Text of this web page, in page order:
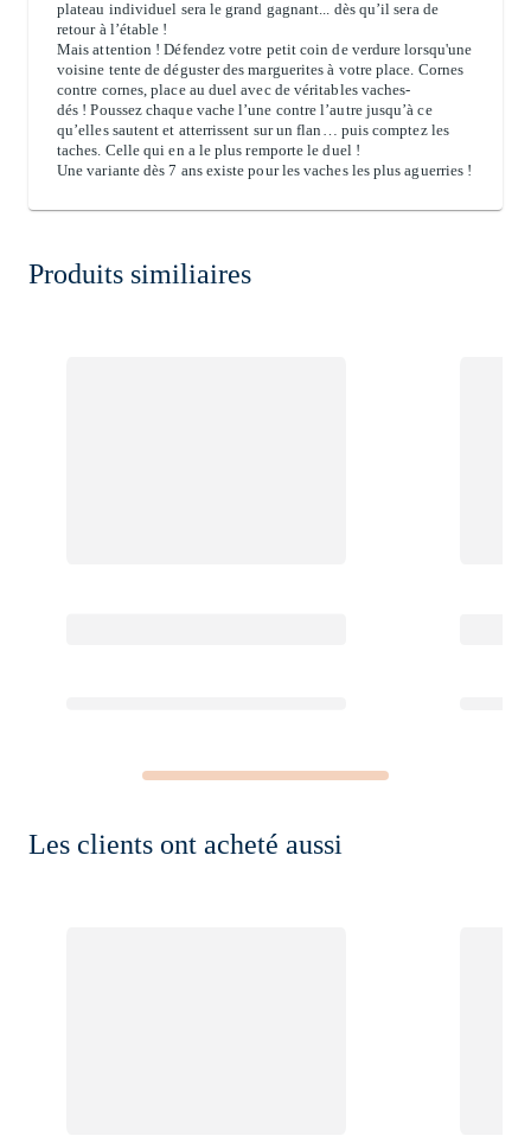
plateau individuel sera le grand gagnant... dès qu’il sera de
retour à l’étable !
Mais attention ! Défendez votre petit coin de verdure lorsqu'une
voisine tente de déguster des marguerites à votre place. Cornes
contre cornes, place au duel avec de véritables vaches-
dés ! Poussez chaque vache l’une contre l’autre jusqu’à ce
qu’elles sautent et atterrissent sur un flan… puis comptez les
taches. Celle qui en a le plus remporte le duel !
Une variante dès 7 ans existe pour les vaches les plus aguerries !
Produits similiaires
Les clients ont acheté aussi